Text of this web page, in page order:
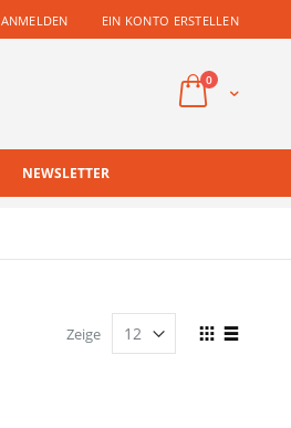
ANMELDEN EIN KONTO ERSTELLEN
Cart
0Artikel
NEWSLETTER
Anzeigen
Zeige